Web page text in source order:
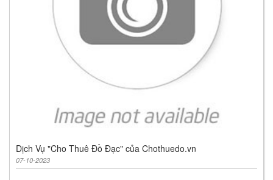
Dịch Vụ "Cho Thuê Đồ Đạc" của Chothuedo.vn
07-10-2023